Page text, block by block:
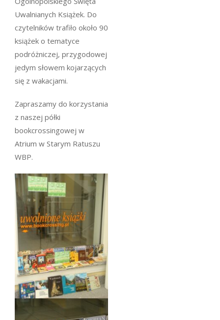
Uwalnianych Książek. Do
czytelników trafiło około 90
książek o tematyce
podróżniczej, przygodowej
jedym słowem kojarzących
się z wakacjami.
Zapraszamy do korzystania
z naszej półki
bookcrossingowej w
Atrium w Starym Ratuszu
WBP.